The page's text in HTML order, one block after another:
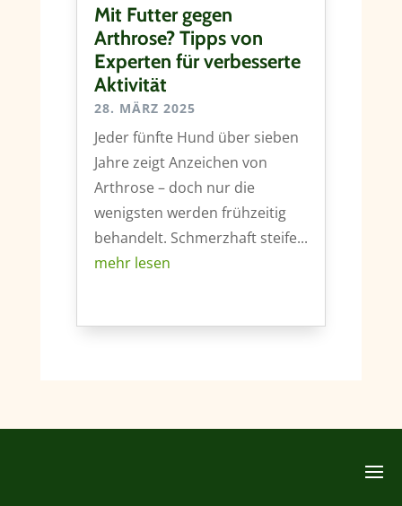
Mit Futter gegen
Arthrose? Tipps von
Experten für verbesserte
Aktivität
28. MÄRZ 2025
Jeder fünfte Hund über sieben
Jahre zeigt Anzeichen von
Arthrose – doch nur die
wenigsten werden frühzeitig
behandelt. Schmerzhaft steife...
mehr lesen